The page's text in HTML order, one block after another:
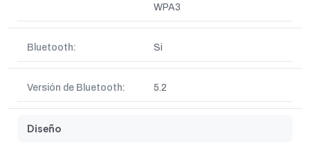
WPA3
Bluetooth: Si
Versión de Bluetooth: 5.2
Diseño